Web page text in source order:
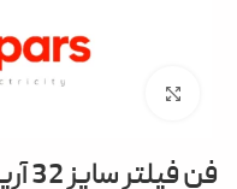
بزرگنمایی تصویر